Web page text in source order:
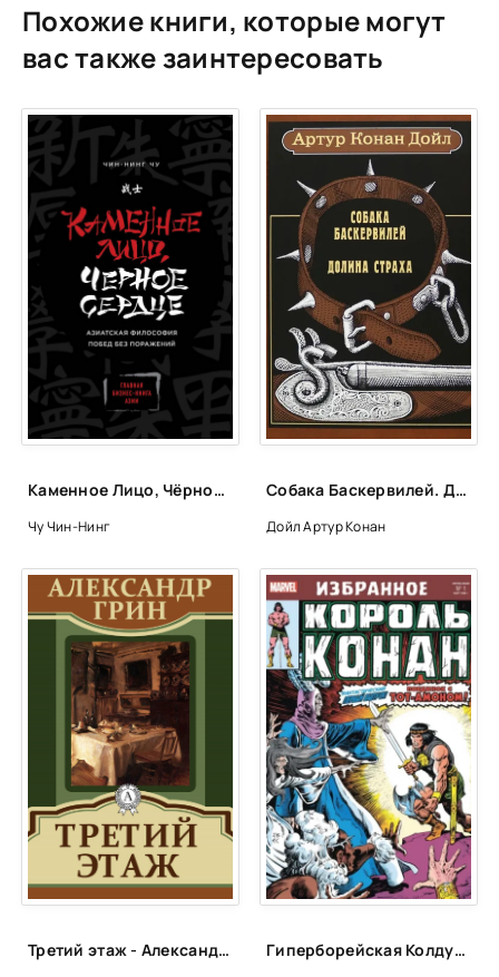
Похожие книги, которые могут
вас также заинтересовать
Каменное Лицо, Чёрное Сердце. Азиатская философия побед без поражений - Чин-Нинг Чу
Чу Чин-Нинг
Собака Баскервилей. Долина Страха - Артур Конан Дойл
Дойл Артур Конан
Третий этаж - Александр Грин Гиперборейская Колдунья - Камп Де